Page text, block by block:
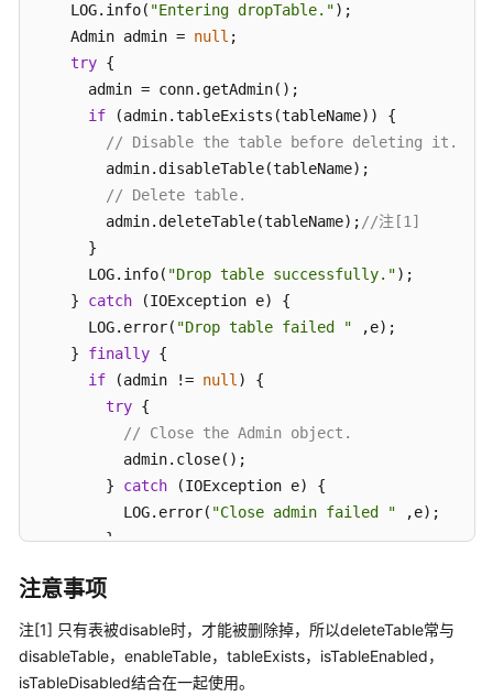
组
操
指
南
（普
    LOG.info(
"Entering dropTable.");
    Admin admin =
null ;
try {
      admin = conn.getAdmin();
if (admin.tableExists(tableName)) {
// Disable the table before deleting it.
        admin.disableTable(tableName);
// Delete table.
        admin.deleteTable(tableName);
//注[1]
      }
      LOG.info(
"Drop table successfully.");
    }
catch (IOException e) {
      LOG.error(
"Drop table failed " ,e);
    }
finally {
if (admin != null ) {
try {
// Close the Admin object.
          admin.close();
        }
catch (IOException e) {
          LOG.error(
"Close admin failed " ,e);
        }
    }
注意事项
注[1] 只有表被disable时，才能被删除掉，所以deleteTable常与
disableTable，enableTable，tableExists，isTableEnabled，
isTableDisabled结合在一起使用。